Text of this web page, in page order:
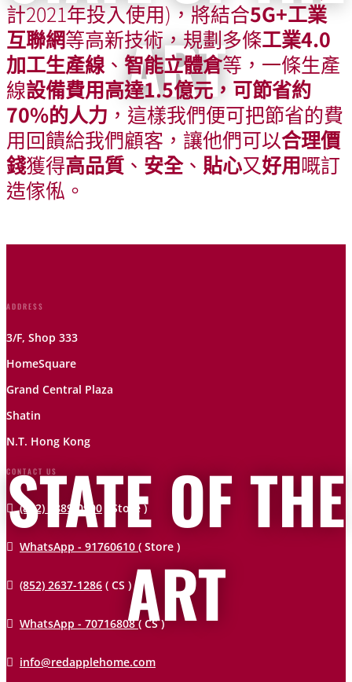
ART
Production Facilities
STATE OF THE
ART
計2021年投入使用)，將結合5G+工業
互聯網等高新技術，規劃多條工業4.0
加工生產線 、 智能立體倉等，一條生產
線設備費用高達1.5億元，可節省約
70%的人力 ，這樣我們便可把節省的費
用回饋給我們顧客，讓他們可以合理價
錢獲得高品質 、 安全、 貼心又好用嘅訂
造傢俬。
ADDRESS
3/F, Shop 333
HomeSquare
Grand Central Plaza
Shatin
N.T. Hong Kong
CONTACT US
 (852) 2889-0900 ( Store )
 WhatsApp - 91760610 ( Store )
 (852) 2637-1286 ( CS )
 WhatsApp - 70716808( CS )
 info@redapplehome.com